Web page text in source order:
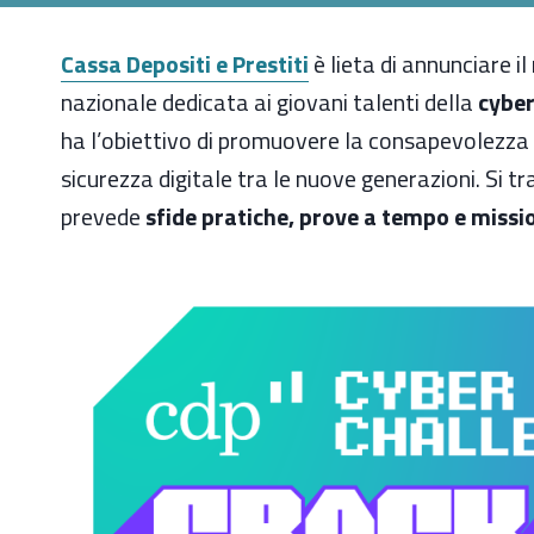
Cassa Depositi e Prestitiè lieta di annunciare
nazionale dedicata ai giovani talenti della
ha l’obiettivo di promuovere la
sicurezza digitale tra le nuove generazioni. Si
prevedesfide pratiche, prove a tempo e